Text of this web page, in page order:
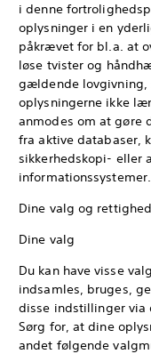
i denne
oplysninger i en
påkrævet for bl.a. at
løse tvister og
gældende lovgivning,
oplysningerne ikke
anmodes om at gøre
fra aktive databaser,
sikkerhedskopi- eller
informationssystemer.
Dine valg og
Dine valg
Du kan have visse
indsamles, bruges,
disse indstillinger via
Sørg for, at dine
andet følgende